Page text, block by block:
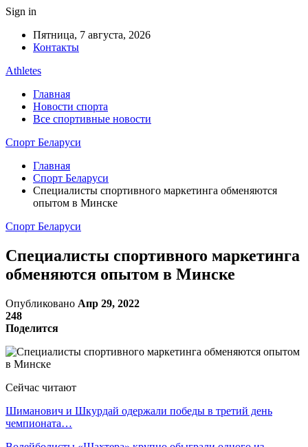
Sign in
Пятница, 7 августа, 2026
Контакты
Athletes
Главная
Новости спорта
Все спортивные новости
Спорт Беларуси
Главная
Спорт Беларуси
Специалисты спортивного маркетинга обменяются
опытом в Минске
Спорт Беларуси
Специалисты спортивного маркетинга
обменяются опытом в Минске
Опубликовано Апр 29, 2022
248
Поделится
Сейчас читают
Шиманович и Шкурдай одержали победы в третий день
чемпионата…